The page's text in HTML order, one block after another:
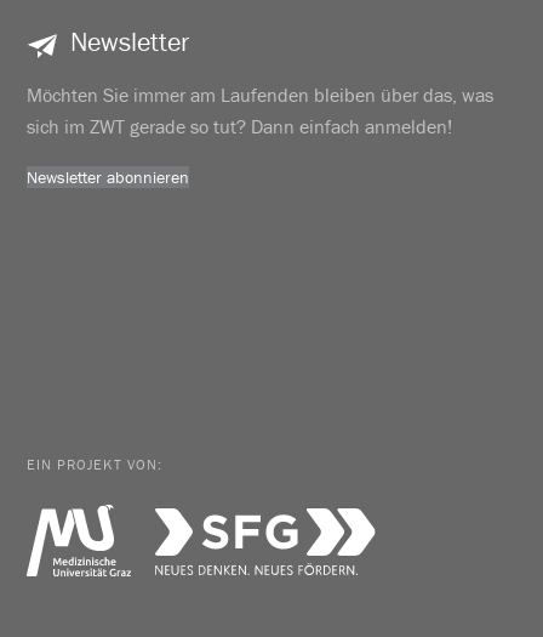
Newsletter
Möchten Sie immer am Laufenden bleiben über das, was
sich im ZWT gerade so tut? Dann einfach anmelden!
Newsletter abonnieren
EIN PROJEKT VON: